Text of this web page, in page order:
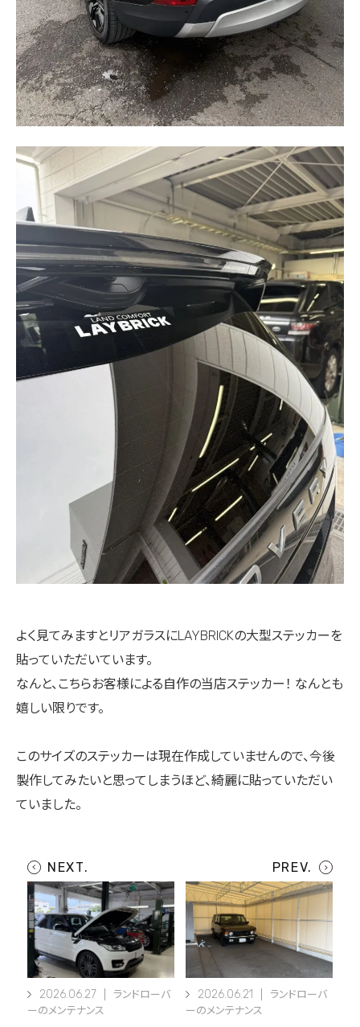
よく見てみますとリアガラスにLAYBRICKの大型ステッカーを
貼っていただいています。
なんと、こちらお客様による自作の当店ステッカー！ なんとも
嬉しい限りです。
このサイズのステッカーは現在作成していませんので、今後
製作してみたいと思ってしまうほど、綺麗に貼っていただい
ていました。
2026.06.27
ランドローバ
ーのメンテナンス
2026.06.21
ランドローバ
ーのメンテナンス